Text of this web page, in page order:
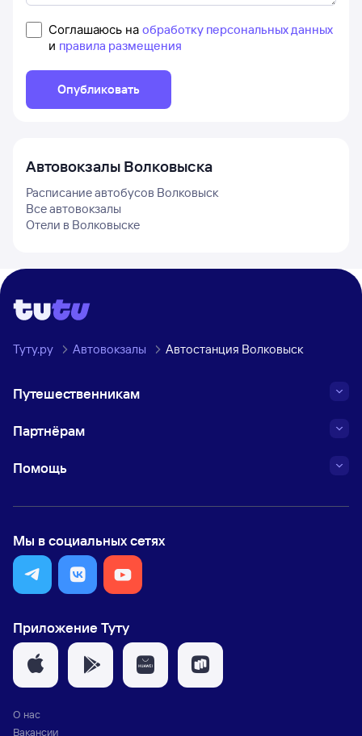
Соглашаюсь на обработку персональных данных
и правила размещения
Опубликовать
Автовокзалы Волковыска
Расписание автобусов Волковыск
Все автовокзалы
Отели в Волковыске
Туту.ру Автовокзалы Автостанция Волковыск
Путешественникам
Партнёрам
Помощь
Мы в социальных сетях
Приложение Туту
О нас
Вакансии